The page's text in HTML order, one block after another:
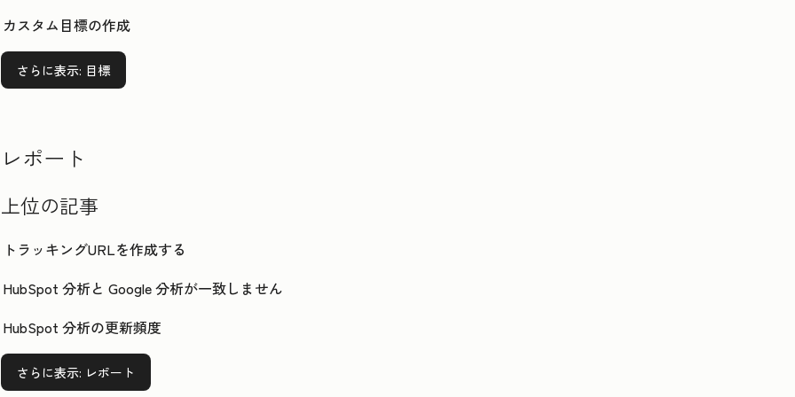
カスタム目標の作成
さらに表示: 目標
レポート
上位の記事
トラッキングURLを作成する
HubSpot 分析と Google 分析が一致しません
HubSpot 分析の更新頻度
さらに表示: レポート